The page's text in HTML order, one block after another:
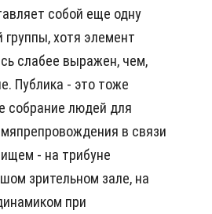
собой еще одну
хотя элемент
слабее выражен, чем,
Публика - это тоже
собрание людей для
в связи
- на трибуне
зрительном зале, на
при